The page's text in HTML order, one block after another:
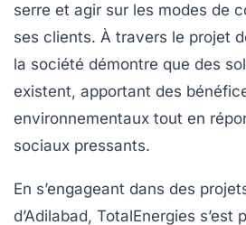
serre et agir sur les modes de
ses clients. À travers le projet
la société démontre que des
existent, apportant des
environnementaux tout en
sociaux pressants.
En s’engageant dans des
d’Adilabad, TotalEnergies s’est